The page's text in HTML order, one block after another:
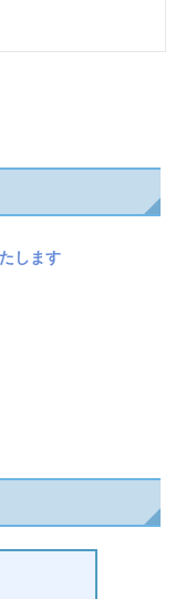
します